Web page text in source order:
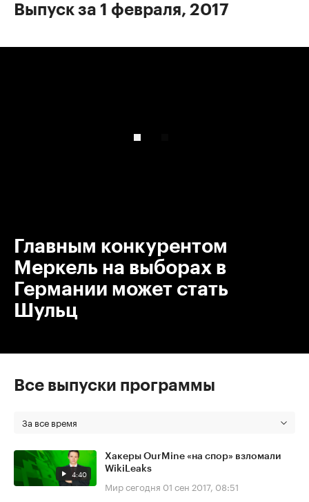
Выпуск за 1 февраля, 2017
Главным конкурентом
Меркель на выборах в
Германии может стать
Шульц
Все выпуски программы
За все время
4:40
Хакеры OurMine «на спор» взломали
WikiLeaks
Мир сегодня 01 сен 2017, 08:51